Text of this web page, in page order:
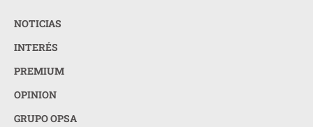
NOTICIAS
INTERÉS
PREMIUM
OPINION
GRUPO OPSA